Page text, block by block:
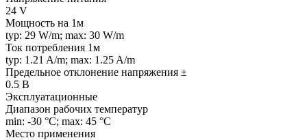
24 V
Мощность на 1м
typ: 29 W/m; max: 30 W/m
Ток потребления 1м
typ: 1.21 A/m; max: 1.25 A/m
Предельное отклонение напряжения ±
0.5 В
Эксплуатационные
Диапазон рабочих температур
min: -30 °C; max: 45 °C
Место применения